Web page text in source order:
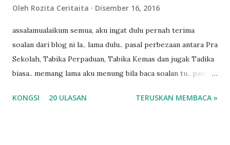
Oleh Rozita Ceritaita Disember 16, 2016
assalamualaikum semua, aku ingat dulu pernah terima
soalan dari blog ni la.. lama dulu.. pasal perbezaan antara Pra
Sekolah, Tabika Perpaduan, Tabika Kemas dan jugak Tadika
biasa.. memang lama aku menung bila baca soalan tu.. pasal
ko.. masa tu aku baru je ada anak sorang dan aku hentam je
KONGSI 20 ULASAN TERUSKAN MEMBACA »